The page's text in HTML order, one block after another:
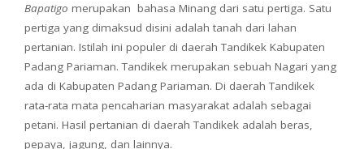
Bapatigo merupakan bahasa Minang dari satu pertiga. Satu
pertiga yang dimaksud disini adalah tanah dari lahan
pertanian. Istilah ini populer di daerah Tandikek Kabupaten
Padang Pariaman. Tandikek merupakan sebuah Nagari yang
ada di Kabupaten Padang Pariaman. Di daerah Tandikek
rata-rata mata pencaharian masyarakat adalah sebagai
petani. Hasil pertanian di daerah Tandikek adalah beras,
pepaya, jagung, dan lainnya.